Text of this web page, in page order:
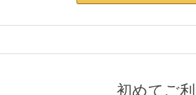
初めてご